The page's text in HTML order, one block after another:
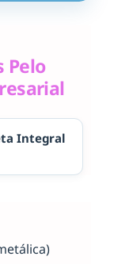
Pelo
Integral